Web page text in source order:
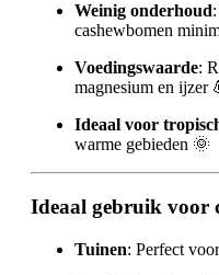
Weinig onderhoud
cashewbomen
Voedingswaarde:
magnesium en ijzer
Ideaal voor
warme gebieden 🌞
Ideaal gebruik voor
Tuinen: Perfect